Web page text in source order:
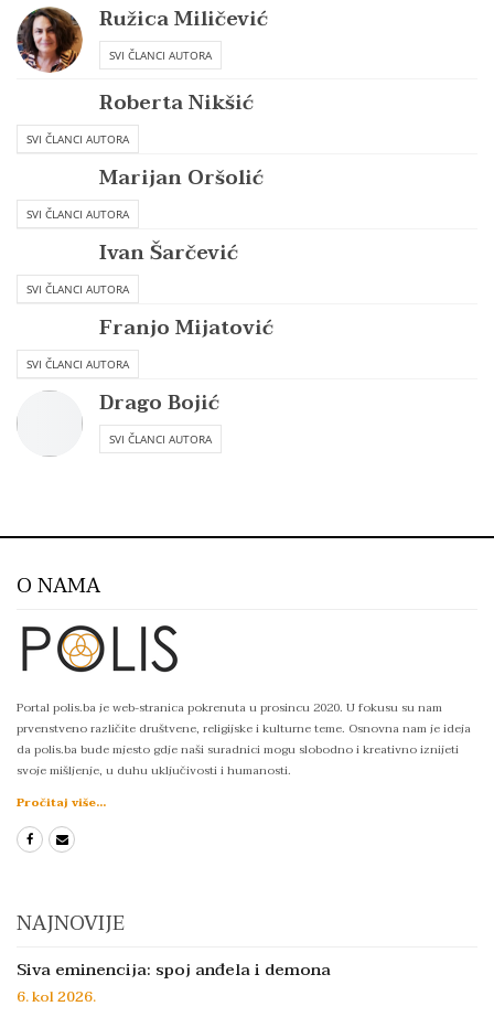
Ružica Miličević
SVI ČLANCI AUTORA
Roberta Nikšić
SVI ČLANCI AUTORA
Marijan Oršolić
SVI ČLANCI AUTORA
Ivan Šarčević
SVI ČLANCI AUTORA
Franjo Mijatović
SVI ČLANCI AUTORA
Drago Bojić
SVI ČLANCI AUTORA
O NAMA
Portal polis.ba je web-stranica pokrenuta u prosincu 2020. U fokusu su nam
prvenstveno različite društvene, religijske i kulturne teme. Osnovna nam je ideja
da polis.ba bude mjesto gdje naši suradnici mogu slobodno i kreativno iznijeti
svoje mišljenje, u duhu uključivosti i humanosti.
Pročitaj više...
NAJNOVIJE
Siva eminencija: spoj anđela i demona
6. kol 2026.